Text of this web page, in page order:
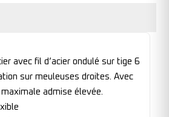
avec fil d’acier ondulé sur tige 6
sur meuleuses droites. Avec
admise élevée.